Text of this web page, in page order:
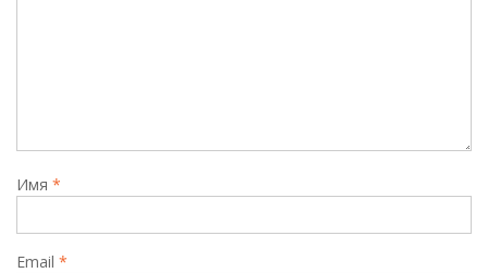
Имя *
Email *